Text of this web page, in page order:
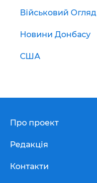
Військовий Огляд
Новини Донбасу
США
Про проект
Редакція
Контакти